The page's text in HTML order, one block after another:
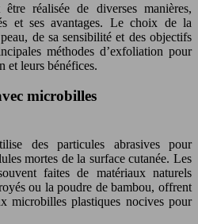
réalisée de diverses manières,
et ses avantages. Le choix de la
de sa sensibilité et des objectifs
méthodes d’exfoliation pour
et leurs bénéfices.
microbilles
des particules abrasives pour
mortes de la surface cutanée. Les
faites de matériaux naturels
ou la poudre de bambou, offrent
microbilles plastiques nocives pour